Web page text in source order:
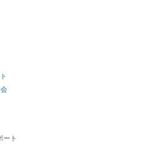
会
ト